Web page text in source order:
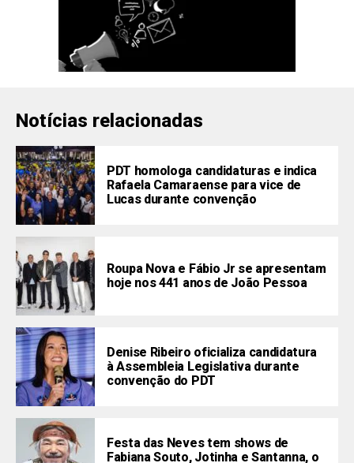
Notícias relacionadas
PDT homologa candidaturas e indica
Rafaela Camaraense para vice de
Lucas durante convenção
Roupa Nova e Fábio Jr se apresentam
hoje nos 441 anos de João Pessoa
Denise Ribeiro oficializa candidatura
à Assembleia Legislativa durante
convenção do PDT
Festa das Neves tem shows de
Fabiana Souto, Jotinha e Santanna, o